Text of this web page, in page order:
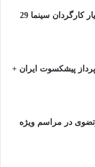
درگذشت رضا امینیان دستیار کارگردان سینما 29
پیشکسوت ایران +
در مراسم ویژه